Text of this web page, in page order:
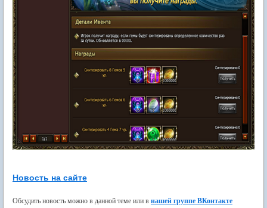
Новость на сайте
Обсудить новость можно в данной теме или в нашей группе ВКонтакте